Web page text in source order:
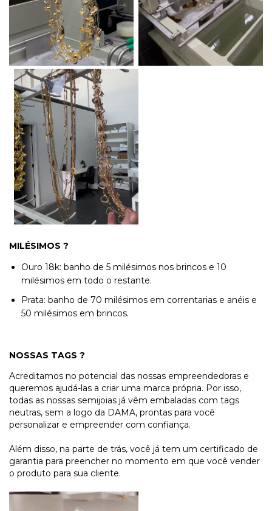
MILÉSIMOS ?
Ouro 18k: banho de 5 milésimos nos brincos e 10
milésimos em todo o restante.
Prata: banho de 70 milésimos em correntarias e anéis e
50 milésimos em brincos.
NOSSAS TAGS ?
Acreditamos no potencial das nossas empreendedoras e
queremos ajudá-las a criar uma marca própria. Por isso,
todas as nossas semijoias já vêm embaladas com tags
neutras, sem a logo da DAMA, prontas para você
personalizar e empreender com confiança.
Além disso, na parte de trás, você já tem um certificado de
garantia para preencher no momento em que você vender
o produto para sua cliente.